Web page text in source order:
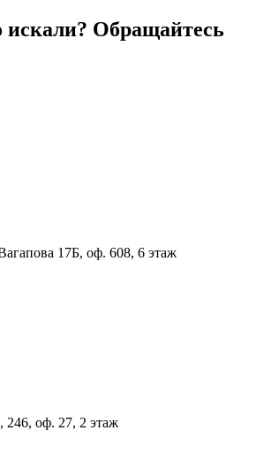
Обращайтесь
17Б, оф. 608, 6 этаж
246, оф. 27, 2 этаж